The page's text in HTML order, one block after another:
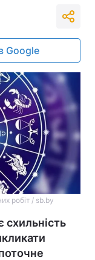
Google
робіт / sb.by
схильність